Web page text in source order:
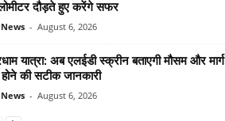
दौड़ते हुए करेंगे सफर
News - August 6, 2026
यात्रा: अब एलईडी स्क्रीन बताएगी मौसम और मार्ग
की सटीक जानकारी
News - August 6, 2026